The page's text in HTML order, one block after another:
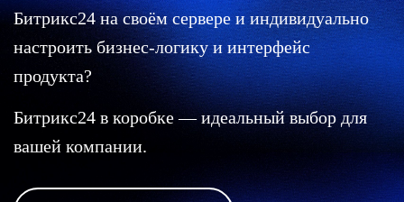
Битрикс24 на своём сервере и индивидуально
настроить бизнес-логику и интерфейс
продукта?
Битрикс24 в коробке — идеальный выбор для
вашей компании.